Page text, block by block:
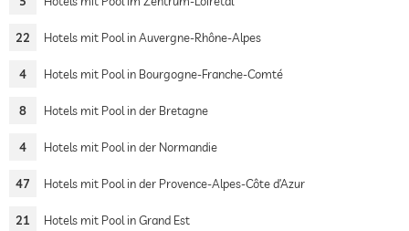
22 Hotels mit Pool in Auvergne-Rhône-Alpes
4 Hotels mit Pool in Bourgogne-Franche-Comté
8 Hotels mit Pool in der Bretagne
4 Hotels mit Pool in der Normandie
47 Hotels mit Pool in der Provence-Alpes-Côte d’Azur
21 Hotels mit Pool in Grand Est